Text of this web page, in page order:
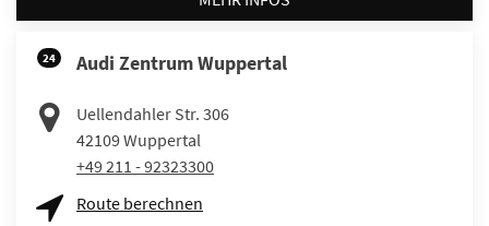
24 Audi Zentrum Wuppertal
Uellendahler Str. 306
42109Wuppertal
+49 211 - 92323300
Route berechnen